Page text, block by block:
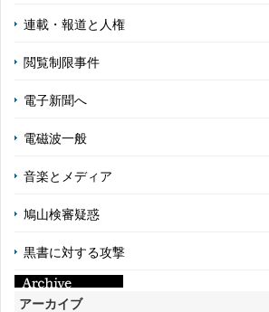
連載・報道と人権
閲覧制限事件
電子新聞へ
電磁波一般
音楽とメディア
鳩山検審疑惑
黒書に対する攻撃
アーカイブ